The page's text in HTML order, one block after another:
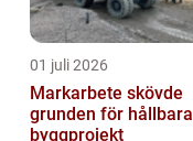
01 juli 2026
Markarbete skövde
grunden för hållbara
byggprojekt